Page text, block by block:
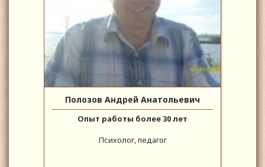
Полозов Андрей Анатольевич
Опыт работы более 30 лет
Психолог, педагог